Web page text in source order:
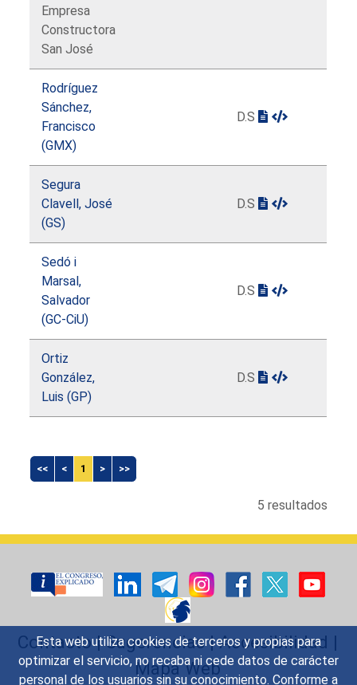
Esta web utiliza cookies de terceros y propias para
optimizar el servicio, no recaba ni cede datos de carácter
personal de los usuarios sin su conocimiento. Conforme a
Empresa
Constructora
San José
Rodríguez
Sánchez,
Francisco
(GMX)
D.S
Segura
Clavell, José
(GS)
D.S
Sedó i
Marsal,
Salvador
(GC-CiU)
D.S
Ortiz
González,
Luis (GP)
D.S
<< < 1 > >>
5 resultados
Contacto|Sugerencias|Accesibilidad |
Mapa Web